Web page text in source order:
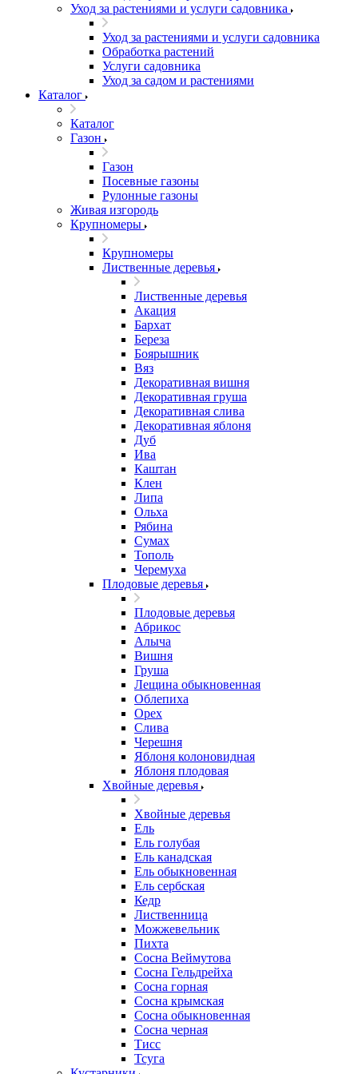
Уход за растениями и услуги садовника
Уход за растениями и услуги садовника
Обработка растений
Услуги садовника
Уход за садом и растениями
Каталог
Каталог
Газон
Газон
Посевные газоны
Рулонные газоны
Живая изгородь
Крупномеры
Крупномеры
Лиственные деревья
Лиственные деревья
Акация
Бархат
Береза
Боярышник
Вяз
Декоративная вишня
Декоративная груша
Декоративная слива
Декоративная яблоня
Дуб
Ива
Каштан
Клен
Липа
Ольха
Рябина
Сумах
Тополь
Черемуха
Плодовые деревья
Плодовые деревья
Абрикос
Алыча
Вишня
Груша
Лещина обыкновенная
Облепиха
Орех
Слива
Черешня
Яблоня колоновидная
Яблоня плодовая
Хвойные деревья
Хвойные деревья
Ель
Ель голубая
Ель канадская
Ель обыкновенная
Ель сербская
Кедр
Лиственница
Можжевельник
Пихта
Сосна Веймутова
Сосна Гельдрейха
Сосна горная
Сосна крымская
Сосна обыкновенная
Сосна черная
Тисс
Тсуга